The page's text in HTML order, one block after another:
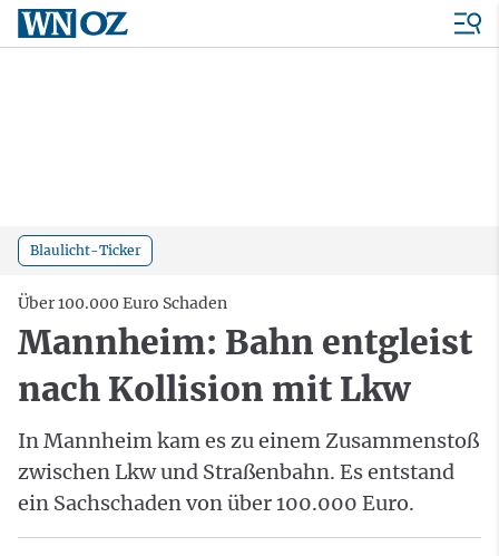
Blaulicht-Ticker
Über 100.000 Euro Schaden
Mannheim: Bahn entgleist
nach Kollision mit Lkw
In Mannheim kam es zu einem Zusammenstoß
zwischen Lkw und Straßenbahn. Es entstand
ein Sachschaden von über 100.000 Euro.